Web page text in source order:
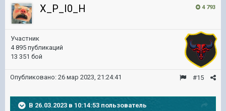
4 793
X_P_I0_H
Участник
4 895 публикаций
13 351 бой
#15
Опубликовано: 26 мар 2023, 21:24:41
В 26.03.2023 в 10:14:53 пользователь